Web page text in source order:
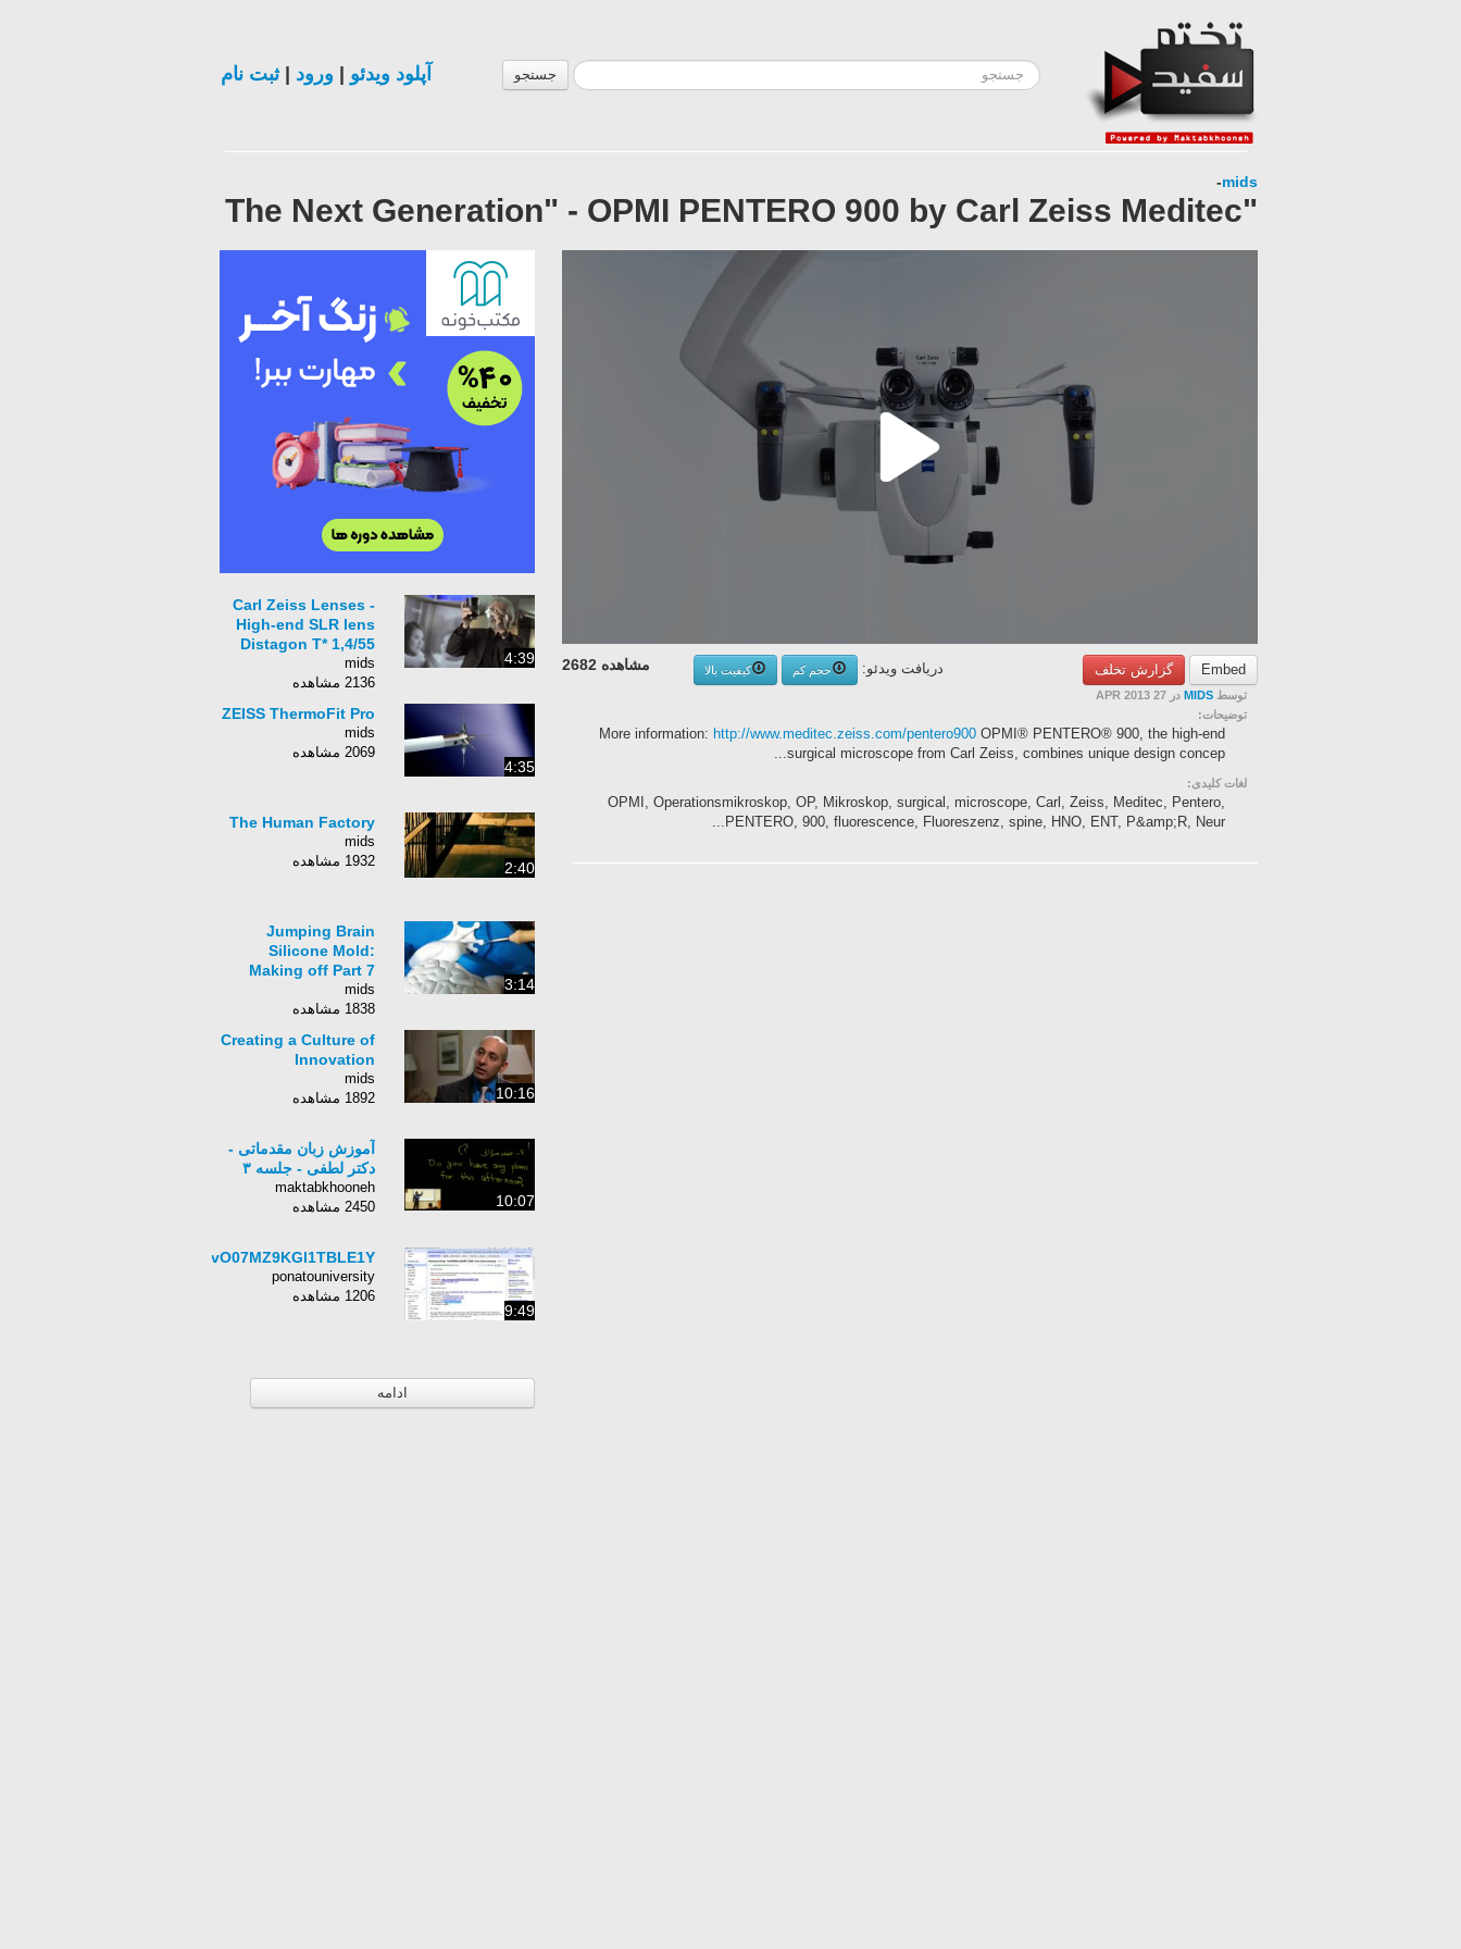
جستجو آپلود ویدئو ورود |ثبت نام
mids
-
"The Next Generation" - OPMI PENTERO 900 by Carl Zeiss Meditec
Embed گزارش تخلف مشاهده 2682 دریافت ویدئو: حجم کم
کیفیت بالا
توسط MIDS در 27 APR 2013
توضیحات:
More information: http://www.meditec.zeiss.com/pentero900 OPMI® PENTERO® 900, the high-end
surgical microscope from Carl Zeiss, combines unique design concep...
لغات کلیدی:
OPMI, Operationsmikroskop, OP, Mikroskop, surgical, microscope, Carl, Zeiss, Meditec, Pentero,
PENTERO, 900, fluorescence, Fluoreszenz, spine, HNO, ENT, P&amp;R, Neur...
4:39
Carl Zeiss Lenses -
High-end SLR lens
Distagon T* 1,4/55
mids
2136 مشاهده
4:35
ZEISS ThermoFit Pro
mids
2069 مشاهده
2:40
The Human Factory
mids
1932 مشاهده
3:14
Jumping Brain
Silicone Mold:
Making off Part 7
mids
1838 مشاهده
10:16
Creating a Culture of
Innovation
mids
1892 مشاهده
10:07
آموزش زبان مقدماتی -
دکتر لطفی - جلسه ٣
maktabkhooneh
2450 مشاهده
9:49
g0qvO07MZ9KGl1TBLE1Y
ponatouniversity
1206 مشاهده
ادامه